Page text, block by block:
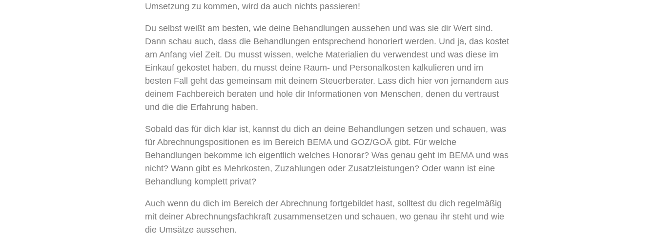
Umsetzung zu kommen, wird da auch nichts passieren!
Du selbst weißt am besten, wie deine Behandlungen aussehen und was sie dir Wert sind.
Dann schau auch, dass die Behandlungen entsprechend honoriert werden. Und ja, das kostet
am Anfang viel Zeit. Du musst wissen, welche Materialien du verwendest und was diese im
Einkauf gekostet haben, du musst deine Raum- und Personalkosten kalkulieren und im
besten Fall geht das gemeinsam mit deinem Steuerberater. Lass dich hier von jemandem aus
deinem Fachbereich beraten und hole dir Informationen von Menschen, denen du vertraust
und die die Erfahrung haben.
Sobald das für dich klar ist, kannst du dich an deine Behandlungen setzen und schauen, was
für Abrechnungspositionen es im Bereich BEMA und GOZ/GOÄ gibt. Für welche
Behandlungen bekomme ich eigentlich welches Honorar? Was genau geht im BEMA und was
nicht? Wann gibt es Mehrkosten, Zuzahlungen oder Zusatzleistungen? Oder wann ist eine
Behandlung komplett privat?
Auch wenn du dich im Bereich der Abrechnung fortgebildet hast, solltest du dich regelmäßig
mit deiner Abrechnungsfachkraft zusammensetzen und schauen, wo genau ihr steht und wie
die Umsätze aussehen.